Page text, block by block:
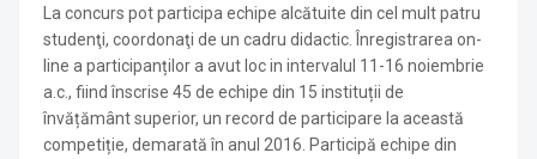
La concurs pot participa echipe alcătuite din cel mult patru
studenţi, coordonaţi de un cadru didactic. Înregistrarea on-
line a participanților a avut loc in intervalul 11-16 noiembrie
a.c., fiind înscrise 45 de echipe din 15 instituții de
învățământ superior, un record de participare la această
competiție, demarată în anul 2016. Participă echipe din